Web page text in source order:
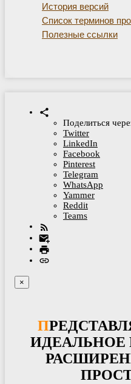
История версий
Список терминов
Полезные ссылки
Поделиться
Twitter
LinkedIn
Facebook
Pinterest
Telegram
WhatsApp
Yammer
Reddit
Teams
×
ПРЕДСТАВЛЯЕМ PRO-USB:
ИДЕАЛЬНОЕ